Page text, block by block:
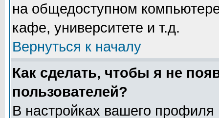
на общедоступном
кафе, университете и т.д.
Вернуться к началу
Как сделать, чтобы я не
пользователей?
В настройках вашего